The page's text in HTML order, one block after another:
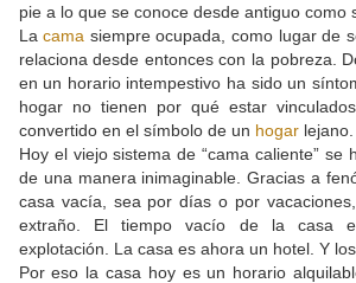
pie a lo que se conoce desde antiguo como
Lacama siempre ocupada, como lugar de
relaciona desde entonces con la pobreza.
en un horario intempestivo ha sido un
hogar no tienen por qué estar
convertido en el símbolo de un hogar
Hoy el viejo sistema de “cama caliente” se
de una manera inimaginable. Gracias a
casa vacía, sea por días o por
extraño. El tiempo vacío de la casa
explotación. La casa es ahora un hotel. Y
Por eso la casa hoy es un horario